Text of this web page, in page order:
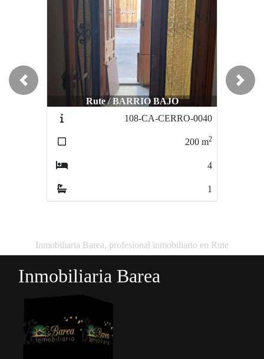
Rute / BARRIO BAJO
108-CA-CERRO-0040
m2
Rute / BARRIO BAJO
302-CA-GARCIALORCA-0124
Previous Next
Inmobiliaria Barea, profesional inmobiliario en Rute
Inmobiliaria Barea